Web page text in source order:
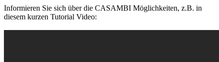
Informieren Sie sich über die CASAMBI Möglichkeiten, z.B. in
diesem kurzen Tutorial Video: